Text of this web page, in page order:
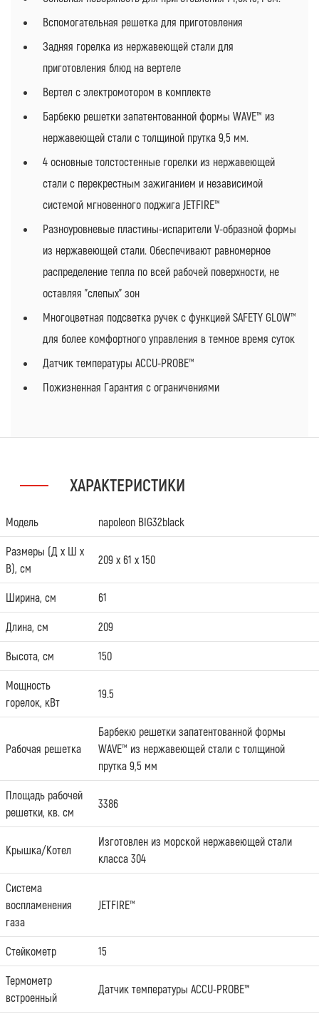
Вспомогательная решетка для приготовления
Задняя горелка из нержавеющей стали для
приготовления блюд на вертеле
Вертел с электромотором в комплекте
Барбекю решетки запатентованной формы WAVE™ из
нержавеющей стали с толщиной прутка 9,5 мм.
4 основные толстостенные горелки из нержавеющей
стали с перекрестным зажиганием и независимой
системой мгновенного поджига JETFIRE™
Разноуровневые пластины-испарители V-образной формы
из нержавеющей стали. Обеспечивают равномерное
распределение тепла по всей рабочей поверхности, не
оставляя "слепых" зон
Многоцветная подсветка ручек с функцией SAFETY GLOW™
для более комфортного управления в темное время суток
Датчик температуры ACCU-PROBE™
Пожизненная Гарантия с ограничениями
ХАРАКТЕРИСТИКИ
Модель napoleon BIG32black
Размеры (Д х Ш х
В), см
209 х 61 х 150
Ширина, см 61
Длина, см 209
Высота, см 150
Мощность
горелок, кВт
19.5
Рабочая решетка
Барбекю решетки запатентованной формы
WAVE™ из нержавеющей стали с толщиной
прутка 9,5 мм
Площадь рабочей
решетки, кв. см
3386
Крышка/Котел
Изготовлен из морской нержавеющей стали
класса 304
Система
воспламенения
газа
JETFIRE™
Стейкометр 15
Термометр
встроенный
Датчик температуры ACCU-PROBE™